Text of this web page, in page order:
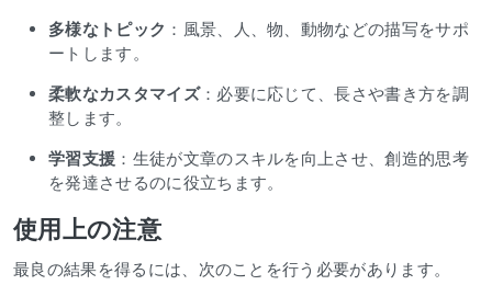
多様なトピック ：風景、人、物、動物などの描写をサポ
ートします。
柔軟なカスタマイズ：必要に応じて、長さや書き方を調
整します。
学習支援 ：生徒が文章のスキルを向上させ、創造的思考
を発達させるのに役立ちます。
使用上の注意
最良の結果を得るには、次のことを行う必要があります。